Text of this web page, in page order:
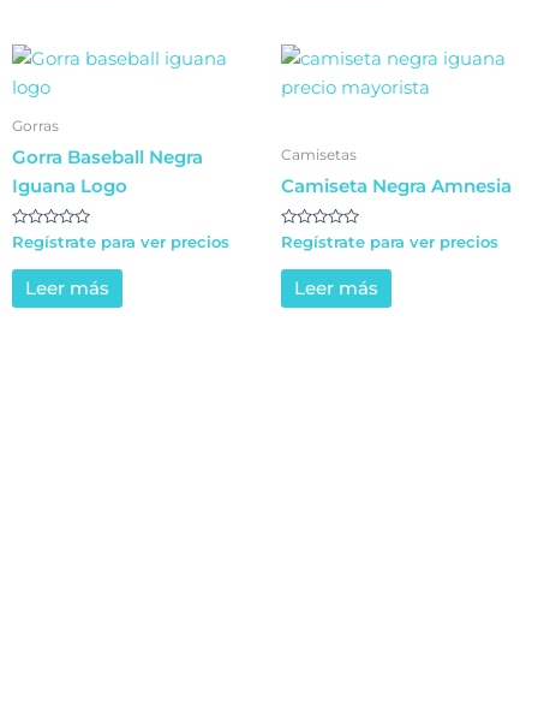
Gorras
Gorra Baseball Negra
Iguana Logo
Valorado
en
0
de
Regístrate para ver precios
Leer más
Camisetas
Camiseta Negra Amnesia
Valorado
en
0
de
Regístrate para ver precios
Leer más